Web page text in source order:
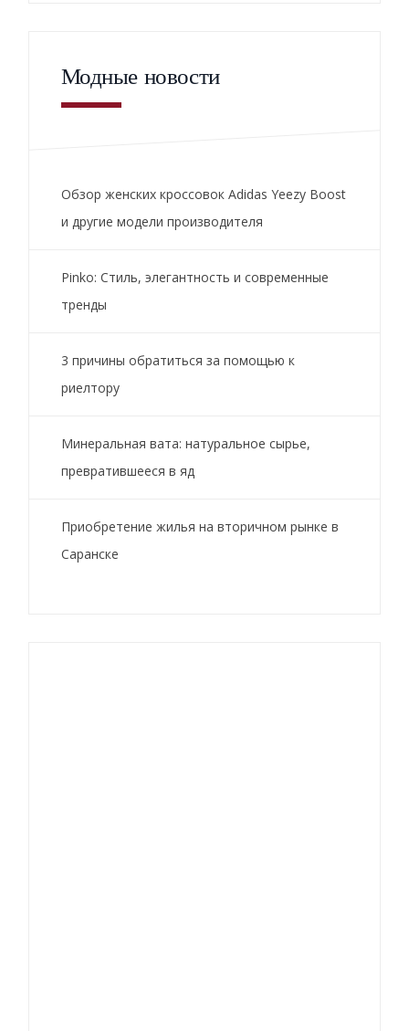
Модные новости
Обзор женских кроссовок Adidas Yeezy Boost
и другие модели производителя
Pinko: Стиль, элегантность и современные
тренды
3 причины обратиться за помощью к
риелтору
Минеральная вата: натуральное сырье,
превратившееся в яд
Приобретение жилья на вторичном рынке в
Саранске